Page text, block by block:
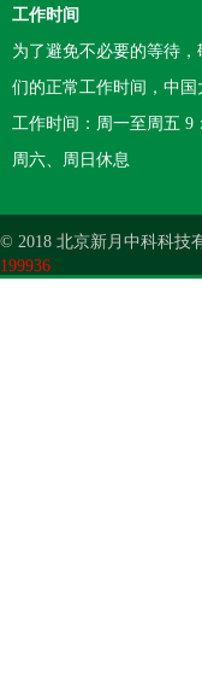
工作时间
为了避免不必要的等待
们的正常工作时间，中国
工作时间：周一至周五 9
周六、周日休息
© 2018 北京新月中科科技
199936